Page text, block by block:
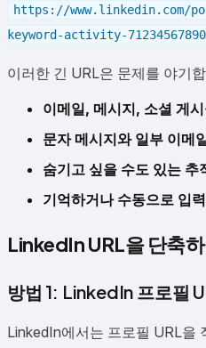
https://www.linkedin.com/
keyword-activity-
이러한 긴 URL은 문제를 야기
이메일, 메시지, 소셜 게
문자 메시지와 일부 이메
숨기고 싶을 수도 있는
기억하거나 수동으로 입
LinkedIn URL을 단축
방법 1: LinkedIn 프로필
LinkedIn에서는 프로필 URL을